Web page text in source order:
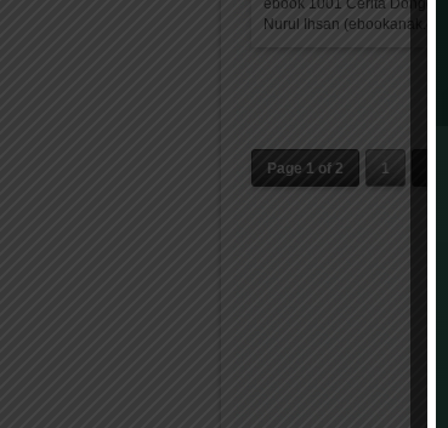
ebook 1001 Cerita
Nurul Ihsan
Page 1 of 2 1